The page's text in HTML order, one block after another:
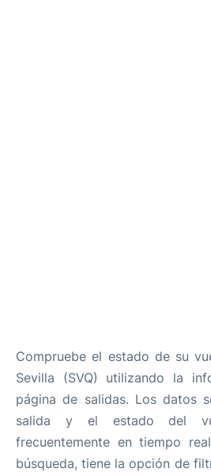
Compruebe el estado de su
Sevilla (SVQ) utilizando la
página de salidas. Los datos
salida y el estado del
frecuentemente en tiempo
búsqueda, tiene la opción de